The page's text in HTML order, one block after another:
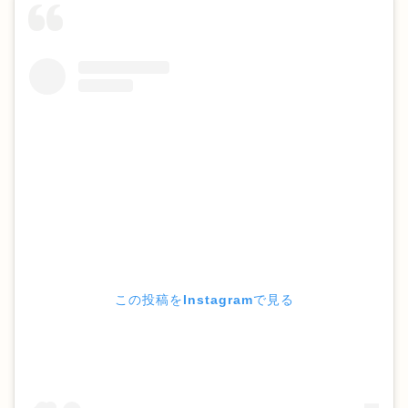
この投稿をInstagramで見る